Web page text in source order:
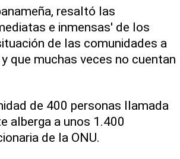
resaltó las
e inmensas' de los
de las comunidades a
que muchas veces no cuentan
de 400 personas llamada
alberga a unos 1.400
de la ONU.